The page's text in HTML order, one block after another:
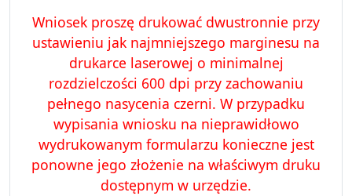
Wniosek proszę drukować dwustronnie przy
ustawieniu jak najmniejszego marginesu na
drukarce laserowej o minimalnej
rozdzielczości 600 dpi przy zachowaniu
pełnego nasycenia czerni. W przypadku
wypisania wniosku na nieprawidłowo
wydrukowanym formularzu konieczne jest
ponowne jego złożenie na właściwym druku
dostępnym w urzędzie.